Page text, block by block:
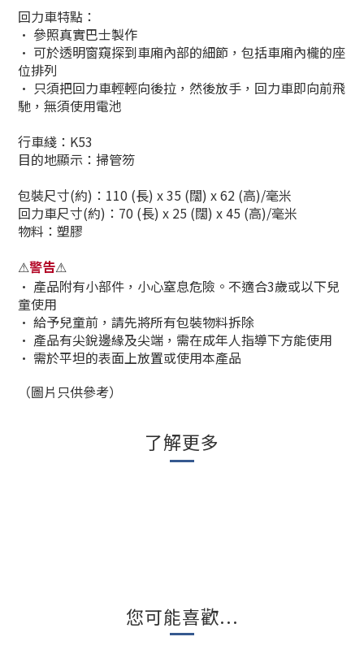
回力車特點：
• 參照真實巴士製作
• 可於透明窗窺探到車廂內部的細節，包括車廂內櫳的座
位排列
• 只須把回力車輕輕向後拉，然後放手，回力車即向前飛
馳，無須使用電池
行車綫：K53
目的地顯示：掃管笏
包裝尺寸(約)：110 (長) x 35 (闊) x 62 (高)/毫米
回力車尺寸(約)：70 (長) x 25 (闊) x 45 (高)/毫米
物料：塑膠
⚠警告⚠
• 產品附有小部件，小心窒息危險。不適合3歲或以下兒
童使用
• 給予兒童前，請先將所有包裝物料拆除
• 產品有尖銳邊緣及尖端，需在成年人指導下方能使用
• 需於平坦的表面上放置或使用本產品
（圖片只供參考）
了解更多
您可能喜歡...